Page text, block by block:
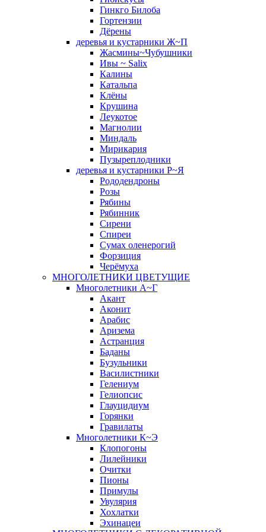
Гинкго Билоба
Гортензии
Дёрены
деревья и кустарники Ж~П
Жасмины~Чубушники
Ивы ~ Salix
Калины
Катальпа
Клёны
Крушина
Леукотое
Магнолии
Миндаль
Мирикария
Пузыреплодники
деревья и кустарники Р~Я
Рододендроны
Розы
Рябины
Рябинник
Сирени
Спиреи
Сумах оленерогий
Форзиция
Черёмуха
МНОГОЛЕТНИКИ ЦВЕТУЩИЕ
Многолетники А~Г
Акант
Аконит
Арабис
Аризема
Астранция
Баданы
Бузульники
Василистники
Гелениум
Гелиопсис
Глауцидиум
Горянки
Гравилаты
Многолетники К~Э
Клопогоны
Лилейники
Очитки
Пионы
Примулы
Увулярия
Хохлатки
Эхинацеи